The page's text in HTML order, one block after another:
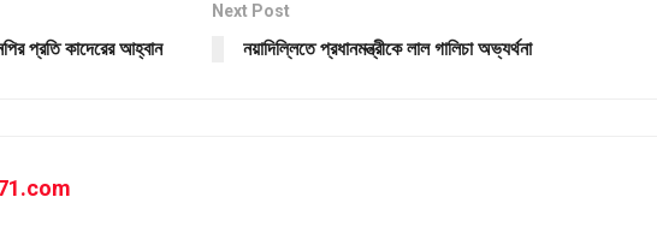
প্রতি কাদেরের আহ্বান
Next Post
নয়াদিল্লিতে প্রধানমন্ত্রীকে লাল গালিচা অভ্যর্থনা